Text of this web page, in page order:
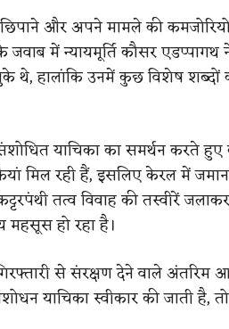
और अपने मामले की
में न्यायमूर्ति कौसर एडप्पागथ
थे, हालांकि उनमें कुछ विशेष शब्दों
याचिका का समर्थन करते
मिल रही हैं, इसलिए केरल में
तत्व विवाह की तस्वीरें
हो रहा है।
से संरक्षण देने वाले अंतरिम
याचिका स्वीकार की जाती है,